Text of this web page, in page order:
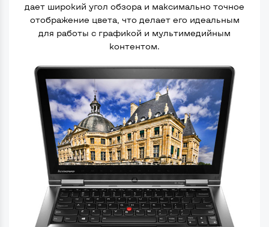
дает широкий угол обзора и максимально точное
отображение цвета, что делает его идеальным
для работы с графикой и мультимедийным
контентом.